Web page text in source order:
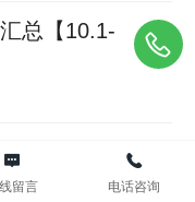
总【10.1-
/公务员/教师编
留言 电话咨询